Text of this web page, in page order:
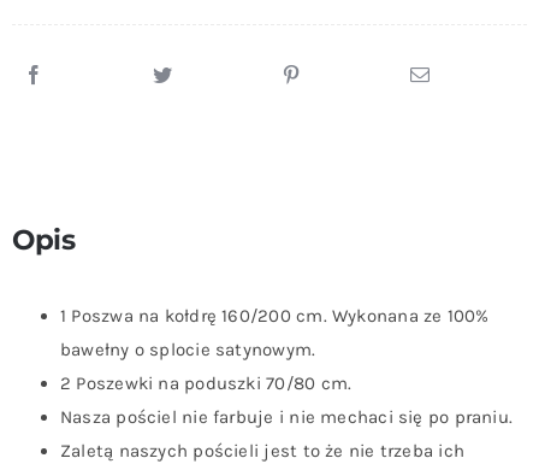
Opis
1 Poszwa na kołdrę 160/200 cm. Wykonana ze 100%
bawełny o splocie satynowym.
2 Poszewki na poduszki 70/80 cm.
Nasza pościel nie farbuje i nie mechaci się po praniu.
Zaletą naszych pościeli jest to że nie trzeba ich